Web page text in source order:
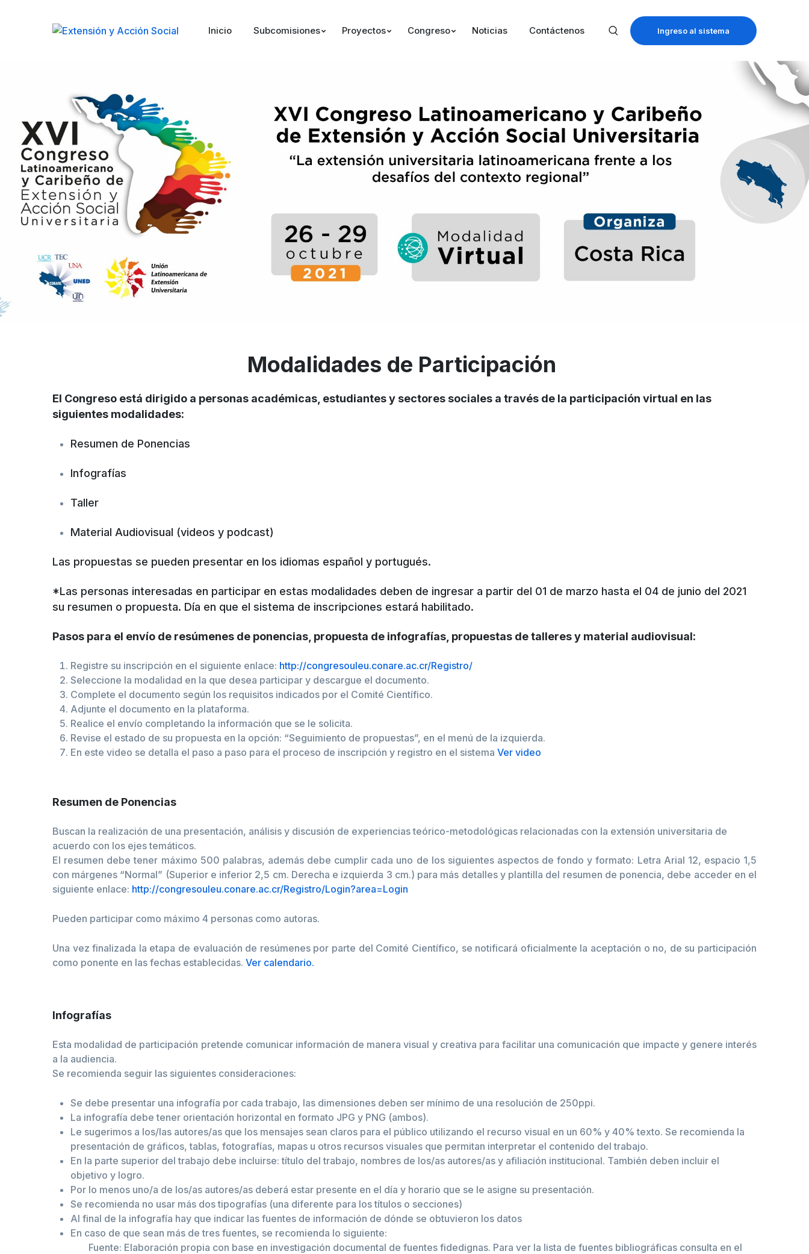
Inicio Subcomisiones Proyectos Congreso Noticias Contáctenos Ingreso al sistema
Modalidades de Participación
El Congreso está dirigido a personas académicas, estudiantes y sectores sociales a través de la participación virtual en las
siguientes modalidades:
Resumen de Ponencias
Infografías
Taller
Material Audiovisual (videos y podcast)
Las propuestas se pueden presentar en los idiomas español y portugués.
*Las personas interesadas en participar en estas modalidades deben de ingresar a partir del 01 de marzo hasta el 04 de junio del 2021
su resumen o propuesta. Día en que el sistema de inscripciones estará habilitado.
Pasos para el envío de resúmenes de ponencias, propuesta de infografías, propuestas de talleres y material audiovisual:
Registre su inscripción en el siguiente enlace: http://congresouleu.conare.ac.cr/Registro/
Seleccione la modalidad en la que desea participar y descargue el documento.
Complete el documento según los requisitos indicados por el Comité Científico.
Adjunte el documento en la plataforma.
Realice el envío completando la información que se le solicita.
Revise el estado de su propuesta en la opción: “Seguimiento de propuestas”, en el menú de la izquierda.
En este video se detalla el paso a paso para el proceso de inscripción y registro en el sistema Ver video
Resumen de Ponencias
Buscan la realización de una presentación, análisis y discusión de experiencias teórico-metodológicas relacionadas con la extensión universitaria de
acuerdo con los ejes temáticos.
El resumen debe tener máximo 500 palabras, además debe cumplir cada uno de los siguientes aspectos de fondo y formato: Letra Arial 12, espacio 1,5
con márgenes “Normal” (Superior e inferior 2,5 cm. Derecha e izquierda 3 cm.) para más detalles y plantilla del resumen de ponencia, debe acceder en el
siguiente enlace: http://congresouleu.conare.ac.cr/Registro/Login?area=Login
Pueden participar como máximo 4 personas como autoras.
Una vez finalizada la etapa de evaluación de resúmenes por parte del Comité Científico, se notificará oficialmente la aceptación o no, de su participación
como ponente en las fechas establecidas. Ver calendario.
Infografías
Esta modalidad de participación pretende comunicar información de manera visual y creativa para facilitar una comunicación que impacte y genere interés
a la audiencia.
Se recomienda seguir las siguientes consideraciones:
Se debe presentar una infografía por cada trabajo, las dimensiones deben ser mínimo de una resolución de 250ppi.
La infografía debe tener orientación horizontal en formato JPG y PNG (ambos).
Le sugerimos a los/las autores/as que los mensajes sean claros para el público utilizando el recurso visual en un 60% y 40% texto. Se recomienda la
presentación de gráficos, tablas, fotografías, mapas u otros recursos visuales que permitan interpretar el contenido del trabajo.
En la parte superior del trabajo debe incluirse: título del trabajo, nombres de los/as autores/as y afiliación institucional. También deben incluir el
objetivo y logro.
Por lo menos uno/a de los/as autores/as deberá estar presente en el día y horario que se le asigne su presentación.
Se recomienda no usar más dos tipografías (una diferente para los títulos o secciones)
Al final de la infografía hay que indicar las fuentes de información de dónde se obtuvieron los datos
En caso de que sean más de tres fuentes, se recomienda lo siguiente:
Fuente: Elaboración propia con base en investigación documental de fuentes fidedignas. Para ver la lista de fuentes bibliográficas consulta en el